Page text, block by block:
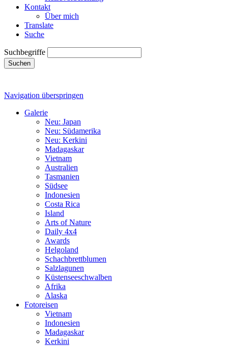
Kontakt
Über mich
Translate
Suche
Suchbegriffe
Suchen
Navigation überspringen
Galerie
Neu: Japan
Neu: Südamerika
Neu: Kerkini
Madagaskar
Vietnam
Australien
Tasmanien
Südsee
Indonesien
Costa Rica
Island
Arts of Nature
Daily 4x4
Awards
Helgoland
Schachbrettblumen
Salzlagunen
Küstenseeschwalben
Afrika
Alaska
Fotoreisen
Vietnam
Indonesien
Madagaskar
Kerkini